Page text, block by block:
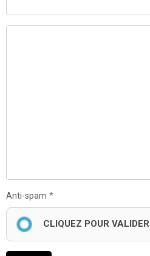
Anti-spam
CLIQUEZ POUR VALIDER